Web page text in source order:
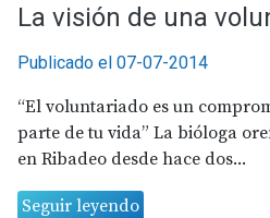
La visión de una
Publicado el 07-07-2014
“El voluntariado es un
parte de tu vida” La bióloga
en Ribadeo desde hace dos...
Seguir leyendo